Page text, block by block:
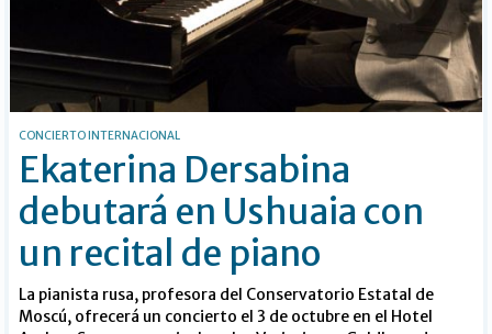
CONCIERTO INTERNACIONAL
Ekaterina Dersabina
debutará en Ushuaia con
un recital de piano
La pianista rusa, profesora del Conservatorio Estatal de
Moscú, ofrecerá un concierto el 3 de octubre en el Hotel